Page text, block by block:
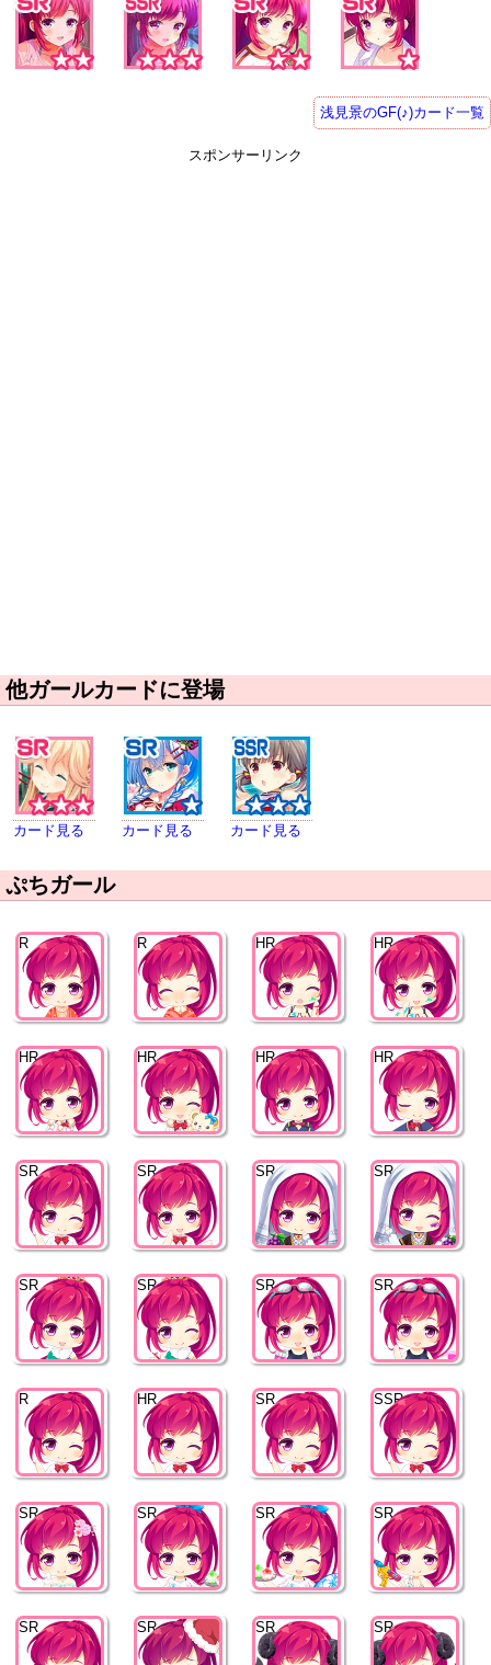
浅見景のGF(♪)カード一覧
スポンサーリンク
他ガールカードに登場
カード見る カード見る カード見る
ぷちガール
R R HR HR
HR HR HR HR
SR SR SR SR
SR SR SR SR
R HR SR SSR
SR SR SR SR
SR SR SR SR